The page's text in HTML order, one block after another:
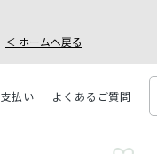
＜ ホームへ戻る
払い よくあるご質問